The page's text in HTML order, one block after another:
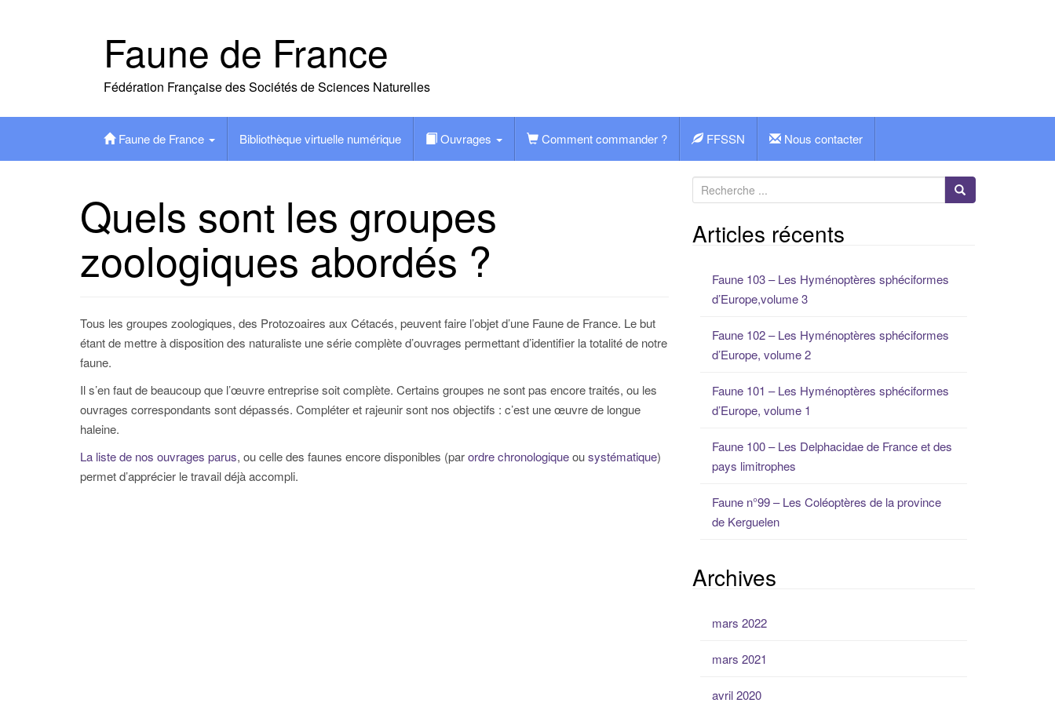
Faune de France
Fédération Française des Sociétés de Sciences Naturelles
Faune de France Bibliothèque virtuelle numérique Ouvrages Comment commander ? FFSSN Nous contacter
Quels sont les groupes
zoologiques abordés ?
Tous les groupes zoologiques, des Protozoaires aux Cétacés, peuvent faire l’objet d’une Faune de France. Le but
étant de mettre à disposition des naturaliste une série complète d’ouvrages permettant d’identifier la totalité de notre
faune.
Il s’en faut de beaucoup que l’œuvre entreprise soit complète. Certains groupes ne sont pas encore traités, ou les
ouvrages correspondants sont dépassés. Compléter et rajeunir sont nos objectifs : c’est une œuvre de longue
haleine.
La liste de nos ouvrages parus, ou celle des faunes encore disponibles (parordre chronologiqueousystématique)
permet d’apprécier le travail déjà accompli.
e
c
hArticles récents
Faune 103 – Les Hyménoptères sphéciformes
d’Europe,volume 3
Faune 102 – Les Hyménoptères sphéciformes
d’Europe, volume 2
Faune 101 – Les Hyménoptères sphéciformes
d’Europe, volume 1
Faune 100 – Les Delphacidae de France et des
pays limitrophes
Faune n°99 – Les Coléoptères de la province
de Kerguelen
Archives
mars 2022
mars 2021
avril 2020